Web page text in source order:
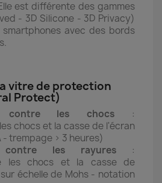
est différente des gammes
- 3D Silicone - 3D Privacy)
avec des bords
vitre de protection
Protect)
contre les chocs :
chocs et la casse de l'écran
trempage > 3 heures)
les rayures :
les chocs et la casse de
échelle de Mohs - notation